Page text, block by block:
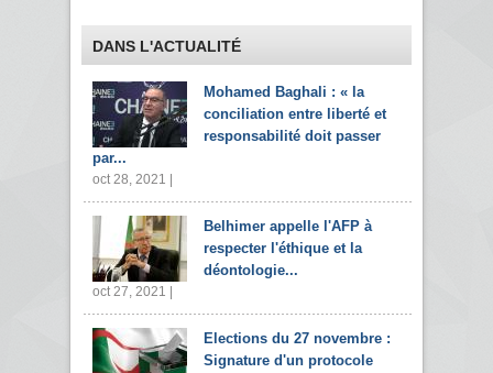
DANS L'ACTUALITÉ
Mohamed Baghali : « la
conciliation entre liberté et
responsabilité doit passer
par...
oct 28, 2021 |
Belhimer appelle l'AFP à
respecter l'éthique et la
déontologie...
oct 27, 2021 |
Elections du 27 novembre :
Signature d'un protocole